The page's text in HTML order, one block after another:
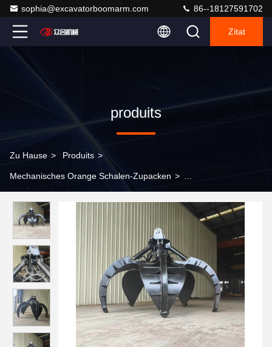
sophia@excavatorboomarm.com 86--18127591702
Zitat
produits
Zu Hause > Produits >
Mechanisches Orange Schalen-Zupacken >
hydraulisches Schrott-Zupacken mit 0,5 CBM 0,7 CBM